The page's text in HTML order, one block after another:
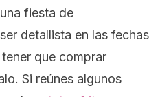
fiesta de
detallista en las fechas
que comprar
Si reúnes algunos